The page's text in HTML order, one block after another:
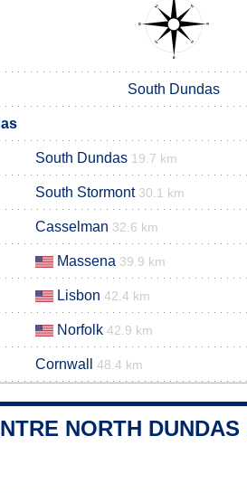
South Dundas
South Dundas 19.7 km
South Stormont 30.1 km
Casselman 32.6 km
Massena 39.9 km
Lisbon 42.4 km
Norfolk 42.9 km
Cornwall 48.4 km
NORTH